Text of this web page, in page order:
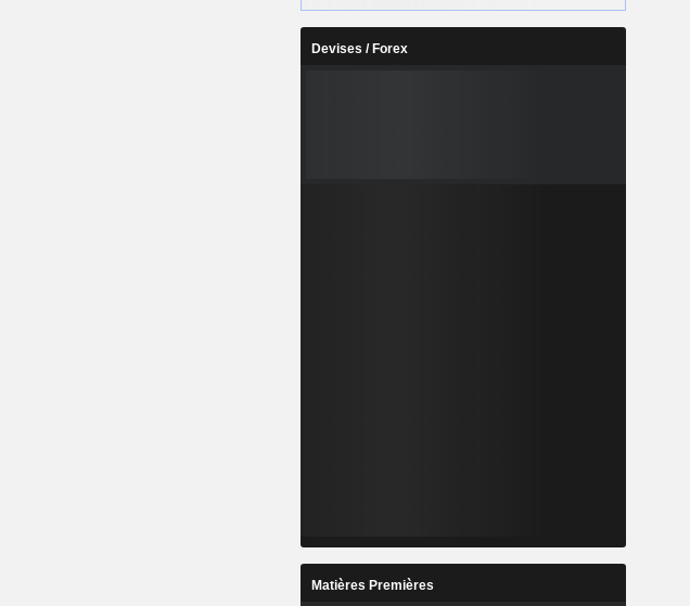
Devises / Forex
Matières Premières